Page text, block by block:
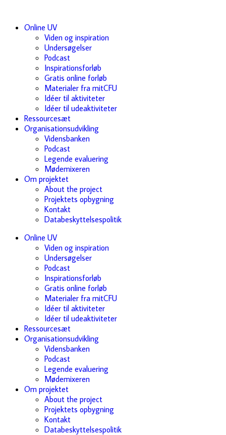
Online UV
Viden og inspiration
Undersøgelser
Podcast
Inspirationsforløb
Gratis online forløb
Materialer fra mitCFU
Idéer til aktiviteter
Idéer til udeaktiviteter
Ressourcesæt
Organisationsudvikling
Vidensbanken
Podcast
Legende evaluering
Mødemixeren
Om projektet
About the project
Projektets opbygning
Kontakt
Databeskyttelsespolitik
Online UV
Viden og inspiration
Undersøgelser
Podcast
Inspirationsforløb
Gratis online forløb
Materialer fra mitCFU
Idéer til aktiviteter
Idéer til udeaktiviteter
Ressourcesæt
Organisationsudvikling
Vidensbanken
Podcast
Legende evaluering
Mødemixeren
Om projektet
About the project
Projektets opbygning
Kontakt
Databeskyttelsespolitik